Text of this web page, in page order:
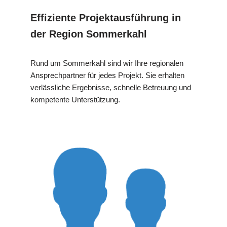
Effiziente Projektausführung in
der Region Sommerkahl
Rund um Sommerkahl sind wir Ihre regionalen
Ansprechpartner für jedes Projekt. Sie erhalten
verlässliche Ergebnisse, schnelle Betreuung und
kompetente Unterstützung.